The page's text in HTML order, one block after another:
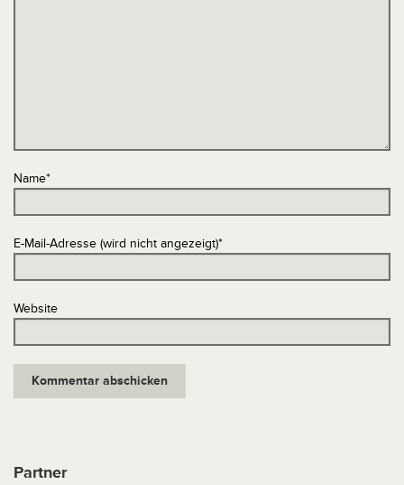
Name*
E-Mail-Adresse (wird nicht angezeigt)*
Website
Partner